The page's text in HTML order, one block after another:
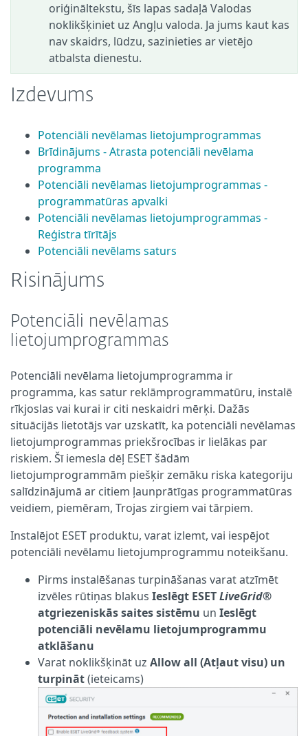
oriģināltekstu, šīs lapas sadaļā Valodas
noklikšķiniet uz Angļu valoda. Ja jums kaut kas
nav skaidrs, lūdzu, sazinieties ar vietējo
atbalsta dienestu.
Izdevums
Potenciāli nevēlamas lietojumprogrammas
Brīdinājums - Atrasta potenciāli nevēlama
programma
Potenciāli nevēlamas lietojumprogrammas -
programmatūras apvalki
Potenciāli nevēlamas lietojumprogrammas -
Reģistra tīrītājs
Potenciāli nevēlams saturs
Risinājums
Potenciāli nevēlamas
lietojumprogrammas
Potenciāli nevēlama lietojumprogramma ir
programma, kas satur reklāmprogrammatūru, instalē
rīkjoslas vai kurai ir citi neskaidri mērķi. Dažās
situācijās lietotājs var uzskatīt, ka potenciāli nevēlamas
lietojumprogrammas priekšrocības ir lielākas par
riskiem. Šī iemesla dēļ ESET šādām
lietojumprogrammām piešķir zemāku riska kategoriju
salīdzinājumā ar citiem ļaunprātīgas programmatūras
veidiem, piemēram, Trojas zirgiem vai tārpiem.
Instalējot ESET produktu, varat izlemt, vai iespējot
potenciāli nevēlamu lietojumprogrammu noteikšanu.
Pirms instalēšanas turpināšanas varat atzīmēt
izvēles rūtiņas blakus Ieslēgt ESETLiveGrid®
atgriezeniskās saites sistēmu un Ieslēgt
potenciāli nevēlamu lietojumprogrammu
atklāšanu
Varat noklikšķināt uz Allow all (Atļaut visu) un
turpināt(ieteicams)